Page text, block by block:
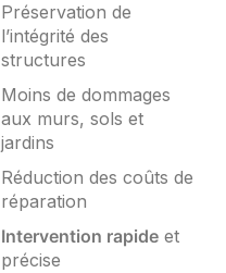
Préservation de
l’intégrité des
structures
Moins de dommages
aux murs, sols et
jardins
Réduction des coûts de
réparation
Intervention rapide et
précise